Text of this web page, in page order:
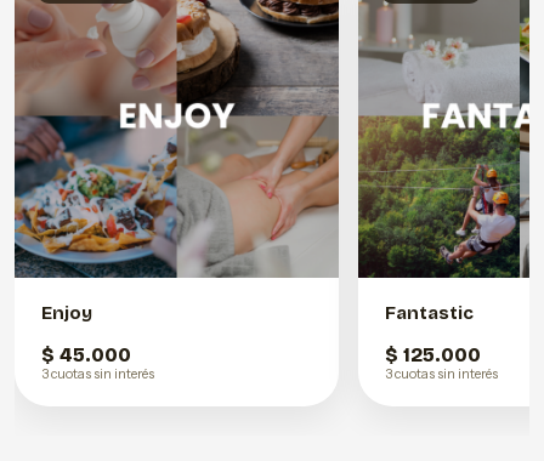
Enjoy
$ 45.000
3 cuotas sin interés
Fantastic
$ 125.000
3 cuotas sin interés